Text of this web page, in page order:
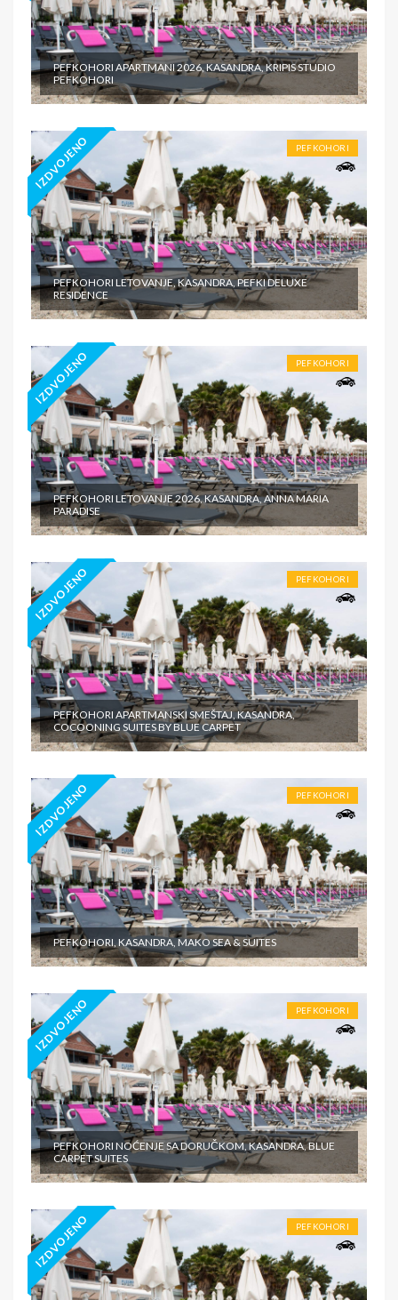
PEFKOHORI APARTMANI 2026, KASANDRA, KRIPIS STUDIO
PEFKOHORI
IZDVOJENO PEFKOHORI
PEFKOHORI LETOVANJE, KASANDRA, PEFKI DELUXE
RESIDENCE
IZDVOJENO PEFKOHORI
PEFKOHORI LETOVANJE 2026, KASANDRA, ANNA MARIA
PARADISE
IZDVOJENO PEFKOHORI
PEFKOHORI APARTMANSKI SMEŠTAJ, KASANDRA,
COCOONING SUITES BY BLUE CARPET
IZDVOJENO PEFKOHORI
PEFKOHORI, KASANDRA, MAKO SEA & SUITES
IZDVOJENO PEFKOHORI
PEFKOHORI NOĆENJE SA DORUČKOM, KASANDRA, BLUE
CARPET SUITES
IZDVOJENO PEFKOHORI